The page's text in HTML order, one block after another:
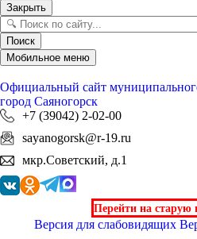
Закрыть
Поиск
Мобильное меню
Официальный сайт
город Саяногорск
+7 (39042) 2-02-00
sayanogorsk@r-19.ru
мкр.Советский, д.1
Перейти на старую
Версия для слабовидящих